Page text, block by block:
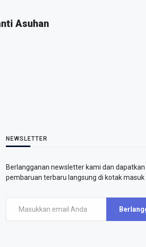
Asuhan
NEWSLETTER
Berlangganan newsletter kami dan dapatkan
pembaruan terbaru langsung di kotak masuk